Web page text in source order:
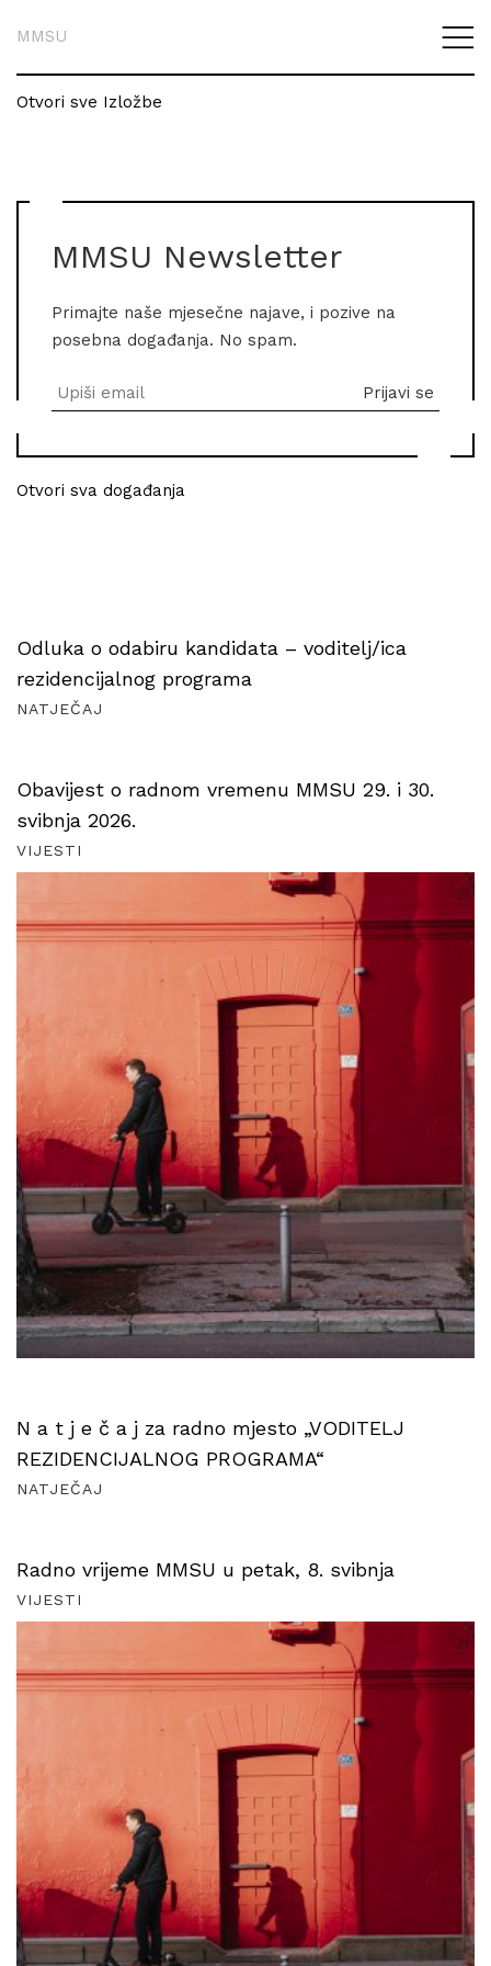
MMSU
Otvori sve Izložbe
MMSU Newsletter
Primajte naše mjesečne najave, i pozive na
posebna događanja. No spam.
Otvori sva događanja
Odluka o odabiru kandidata – voditelj/ica
rezidencijalnog programa
NATJEČAJ
Obavijest o radnom vremenu MMSU 29. i 30.
svibnja 2026.
VIJESTI
N a t j e č a j za radno mjesto „VODITELJ
REZIDENCIJALNOG PROGRAMA“
NATJEČAJ
Radno vrijeme MMSU u petak, 8. svibnja
VIJESTI